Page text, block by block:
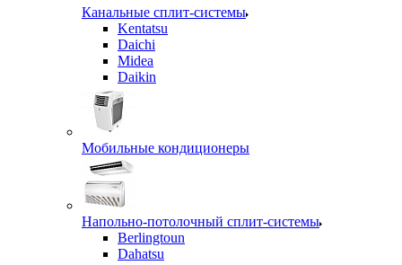
Канальные сплит-системы
Kentatsu
Daichi
Midea
Daikin
Мобильные кондиционеры
Напольно-потолочный сплит-системы
Berlingtoun
Dahatsu